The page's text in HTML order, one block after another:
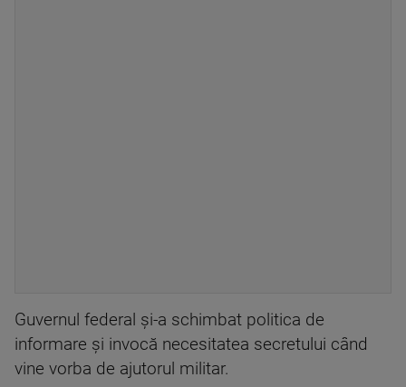
Guvernul federal şi-a schimbat politica de
informare şi invocă necesitatea secretului când
vine vorba de ajutorul militar.